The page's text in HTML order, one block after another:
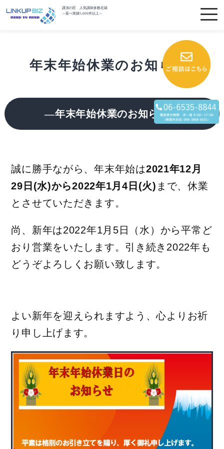
講演の匠 人気講師多数在籍
～延べ実績5,000件以上～
年末年始休業のお知らせ
―年末年始休業のお知らせ―
誠に勝手ながら、年末年始は2021年12月
29日(水)から2022年1月4日(火) まで、休業
とさせていただきます。
尚、新年は2022年1月5日（水）から平常ど
おり営業をいたします。引き続き2022年も
どうぞよろしくお願い致します。
よい新年を迎えられますよう、心よりお祈
り申し上げます。